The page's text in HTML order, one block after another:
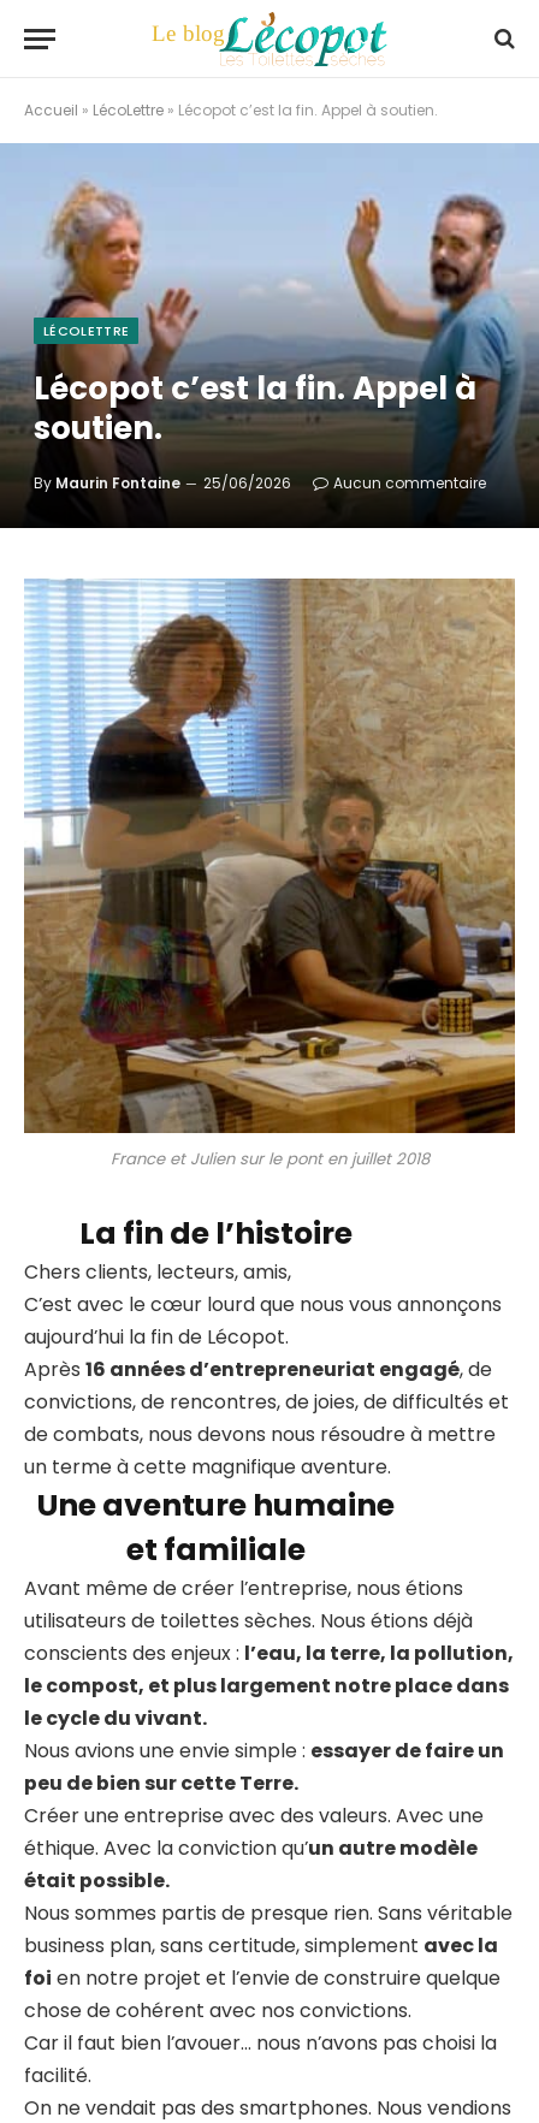
Accueil » LécoLettre » Lécopot c’est la fin. Appel à soutien.
LÉCOLETTRE
Lécopot c’est la fin. Appel à
soutien.
By Maurin Fontaine 25/06/2026 Aucun commentaire
France et Julien sur le pont en juillet 2018
La fin de l’histoire
Chers clients, lecteurs, amis,
C’est avec le cœur lourd que nous vous annonçons
aujourd’hui la fin de Lécopot.
Après 16 années d’entrepreneuriat engagé, de
convictions, de rencontres, de joies, de difficultés et
de combats, nous devons nous résoudre à mettre
un terme à cette magnifique aventure.
Une aventure humaine
et familiale
Avant même de créer l’entreprise, nous étions
utilisateurs de toilettes sèches. Nous étions déjà
conscients des enjeux : l’eau, la terre, la pollution,
le compost, et plus largement notre place dans
le cycle du vivant.
Nous avions une envie simple : essayer de faire un
peu de bien sur cette Terre.
Créer une entreprise avec des valeurs. Avec une
éthique. Avec la conviction qu’un autre modèle
était possible.
Nous sommes partis de presque rien. Sans véritable
business plan, sans certitude, simplement avec la
foi en notre projet et l’envie de construire quelque
chose de cohérent avec nos convictions.
Car il faut bien l’avouer… nous n’avons pas choisi la
facilité.
On ne vendait pas des smartphones. Nous vendions